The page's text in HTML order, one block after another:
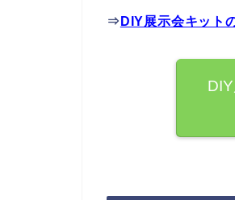
⇒ DIY展示会キット